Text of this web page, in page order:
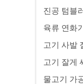
진공 텀블
육류 연화기
고기 사발
고기 잘게
물고기 가